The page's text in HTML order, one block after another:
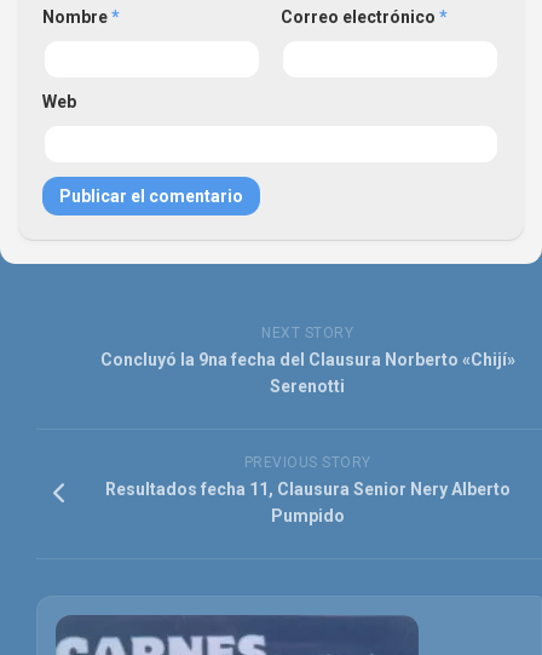
Nombre* Correo electrónico *
Web
NEXT STORY
Concluyó la 9na fecha del Clausura Norberto «Chijí»
Serenotti
PREVIOUS STORY
Resultados fecha 11, Clausura Senior Nery Alberto
Pumpido